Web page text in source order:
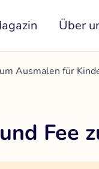
Über
Ausmalen für
Fee